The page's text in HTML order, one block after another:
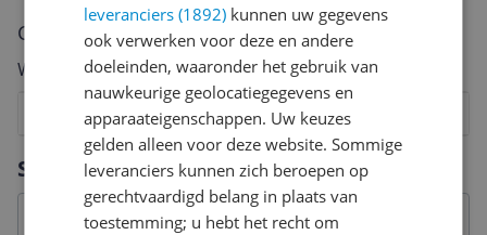
Specificaties
Cijfer
Welk cijfer geef jij dit product?
7
5
4
3
2
Vraag 1 van 4
leveranciers (1892) kunnen uw gegevens
ook verwerken voor deze en andere
doeleinden, waaronder het gebruik van
nauwkeurige geolocatiegegevens en
apparaateigenschappen. Uw keuzes
gelden alleen voor deze website. Sommige
leveranciers kunnen zich beroepen op
gerechtvaardigd belang in plaats van
toestemming; u hebt het recht om